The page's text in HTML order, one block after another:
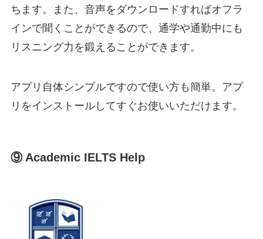
ちます。また、音声をダウンロードすればオフラ
インで聞くことができるので、通学や通勤中にも
リスニング力を鍛えることができます。
アプリ自体シンプルですので使い方も簡単。アプ
リをインストールしてすぐお使いいただけます。
⑨ Academic IELTS Help